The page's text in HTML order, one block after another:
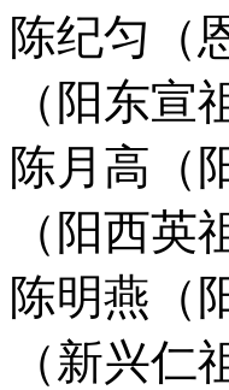
陈纪匀（
（阳东宣
陈月高（
（阳西
陈明燕（
（新兴